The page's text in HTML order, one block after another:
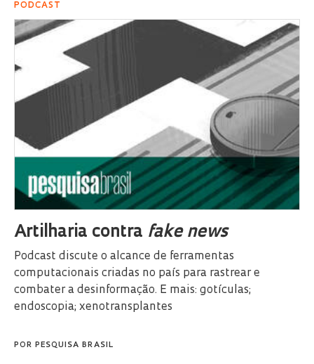
PODCAST
Artilharia contra fake news
Podcast discute o alcance de ferramentas
computacionais criadas no país para rastrear e
combater a desinformação. E mais: gotículas;
endoscopia; xenotransplantes
POR PESQUISA BRASIL